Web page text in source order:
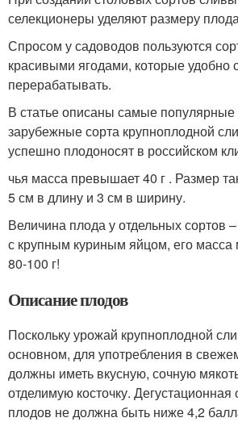
селекционеры уделяют размеру
Спросом у садоводов пользуются
красивыми ягодами, которые удобно
перерабатывать.
В статье описаны самые популярные
зарубежные сорта крупноплодной
успешно плодоносят в российском
чья масса превышает 40 г . Размер
5 см в длину и 3 см в ширину.
Величина плода у отдельных сортов
с крупным куриным яйцом, его масса
80-100 г!
Описание плодов
Поскольку урожай крупноплодной
основном, для употребления в
должны иметь вкусную, сочную
отделимую косточку. Дегустационная
плодов не должна быть ниже 4,2